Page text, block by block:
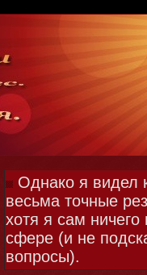
Однако я видел
весьма точные
хотя я сам
сфере (и не
вопросы).